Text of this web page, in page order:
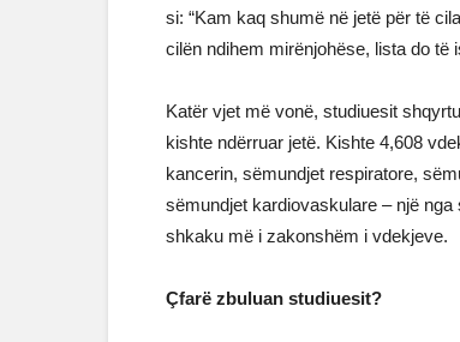
si: “Kam kaq shumë në jetë për të
cilën ndihem mirënjohëse, lista do të
Katër vjet më vonë, studiuesit
kishte ndërruar jetë. Kishte 4,608
kancerin, sëmundjet respiratore,
sëmundjet kardiovaskulare – një
shkaku më i zakonshëm i vdekjeve.
Çfarë zbuluan studiuesit?